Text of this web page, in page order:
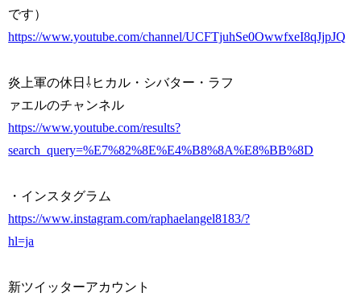
です）
https://www.youtube.com/channel/UCFTjuhSe0OwwfxeI8qJjpJQ
炎上軍の休日⇩ヒカル・シバター・ラフ
ァエルのチャンネル
https://www.youtube.com/results?
search_query=%E7%82%8E%E4%B8%8A%E8%BB%8D
・インスタグラム
https://www.instagram.com/raphaelangel8183/?
hl=ja
新ツイッターアカウント